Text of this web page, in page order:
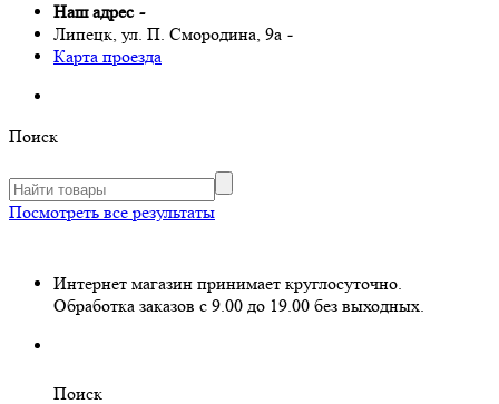
Наш адрес -
Липецк, ул. П. Смородина, 9а -
Карта проезда
Поиск
Посмотреть все результаты
Интернет магазин принимает круглосуточно.
Обработка заказов с 9.00 до 19.00 без выходных.
Поиск